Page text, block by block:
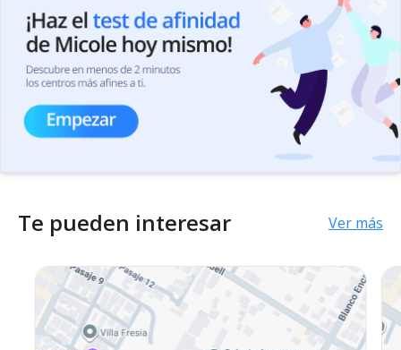
Te pueden interesar Ver más